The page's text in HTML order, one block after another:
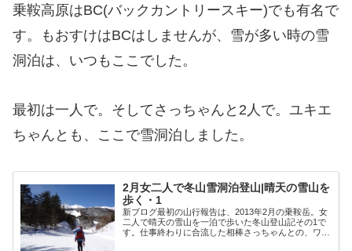
乗鞍高原はBC(バックカントリースキー)でも有名で
す。もおすけはBCはしませんが、雪が多い時の雪
洞泊は、いつもここでした。
最初は一人で。そしてさっちゃんと2人で。ユキエ
ちゃんとも、ここで雪洞泊しました。
2月女二人で冬山雪洞泊登山|晴天の雪山を
歩く・1
新ブログ最初の山行報告は、2013年2月の乗鞍岳。女
二人で晴天の雪山を一泊で歩いた冬山登山記その1で
す。仕事終わりに合流した相棒さっちゃんとの、ワカ